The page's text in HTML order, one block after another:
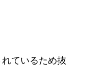
ているため抜